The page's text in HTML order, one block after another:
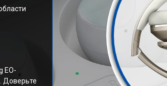
EO-
Доверьте